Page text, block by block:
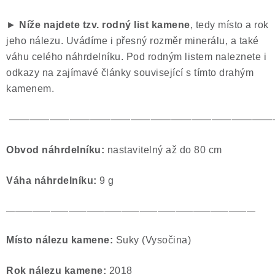
► Níže najdete tzv. rodný list kamene, tedy místo a rok
jeho nálezu. Uvádíme i přesný rozměr minerálu, a také
váhu celého náhrdelníku. Pod rodným listem naleznete i
odkazy na zajímavé články související s tímto drahým
kamenem.
O bvod náhrdelníku: nastavitelný až do 80 cm
Váha náhrdelníku: 9 g
————————————————————————————
Místo nálezu kamene: Suky (Vysočina)
Rok nálezu kamene: 2018